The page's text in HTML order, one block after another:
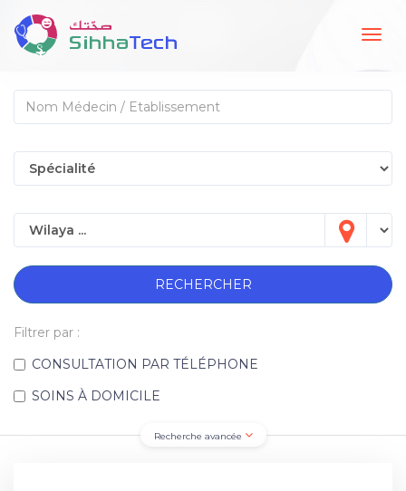
RECHERCHER
Filtrer par :
CONSULTATION PAR TÉLÉPHONE
SOINS À DOMICILE
Recherche avancée